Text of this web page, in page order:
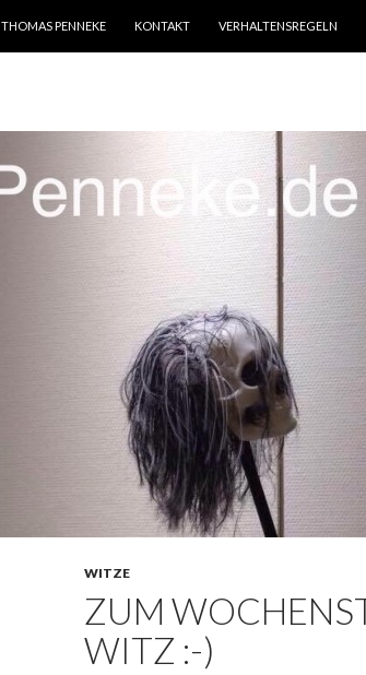
THOMAS PENNEKE KONTAKT VERHALTENSREGELN
WITZE
ZUM
WITZ :-)